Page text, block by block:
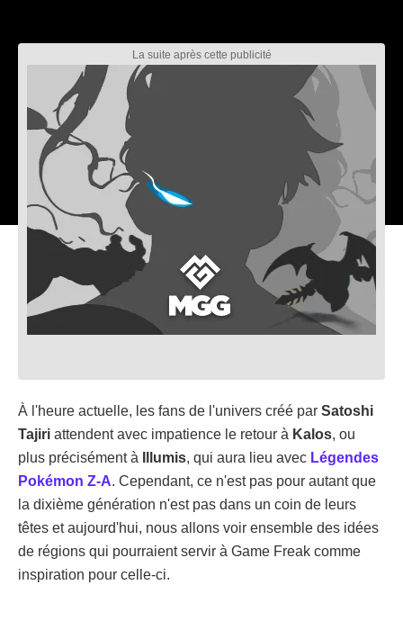
À l'heure actuelle, les fans de l'univers créé par Satoshi
Tajiri attendent avec impatience le retour à Kalos, ou
plus précisément à
Illumis, qui aura lieu avec Légendes
Pokémon Z-A. Cependant, ce n'est pas pour autant que
la dixième génération n'est pas dans un coin de leurs
têtes et aujourd'hui, nous allons voir ensemble des idées
de régions qui pourraient servir à Game Freak comme
inspiration pour celle-ci.